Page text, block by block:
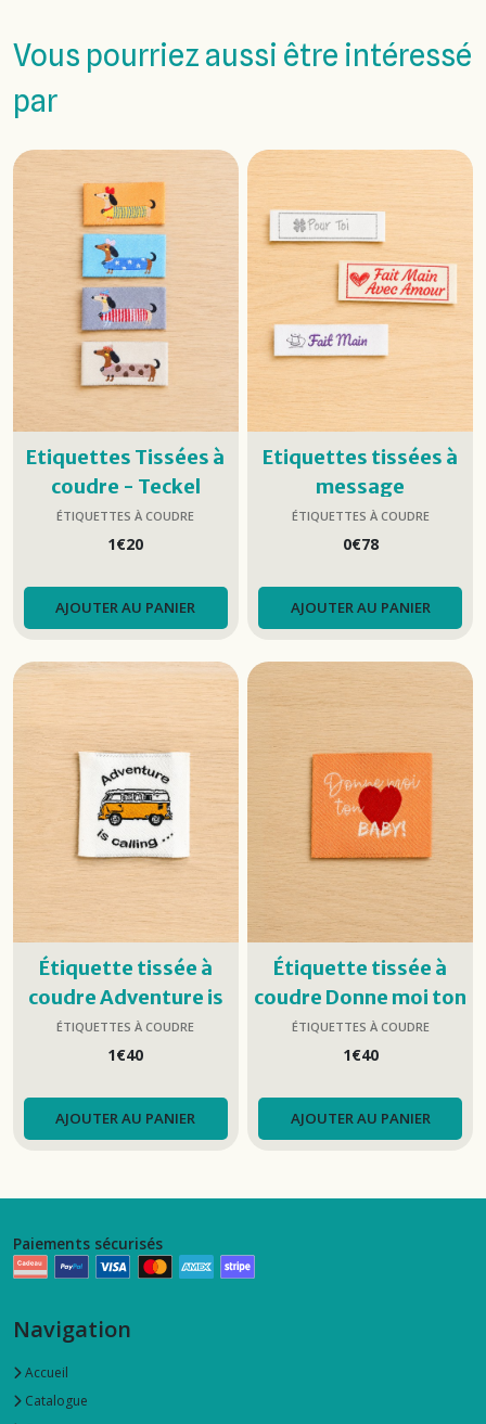
Vous pourriez aussi être intéressé
par
Etiquettes Tissées à
coudre - Teckel
ÉTIQUETTES À COUDRE
1€20
AJOUTER AU PANIER
Etiquettes tissées à
message
ÉTIQUETTES À COUDRE
0€78
AJOUTER AU PANIER
Étiquette tissée à
coudre Adventure is
calling
ÉTIQUETTES À COUDRE
1€40
AJOUTER AU PANIER
Étiquette tissée à
coudre Donne moi ton
cœur Baby !
ÉTIQUETTES À COUDRE
1€40
AJOUTER AU PANIER
Paiements sécurisés
Navigation
Accueil
Catalogue